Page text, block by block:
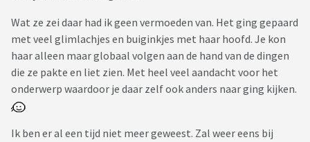
Wat ze zei daar had ik geen vermoeden van. Het ging gepaard
met veel glimlachjes en buiginkjes met haar hoofd. Je kon
haar alleen maar globaal volgen aan de hand van de dingen
die ze pakte en liet zien. Met heel veel aandacht voor het
onderwerp waardoor je daar zelf ook anders naar ging kijken.
Ik ben er al een tijd niet meer geweest. Zal weer eens bij